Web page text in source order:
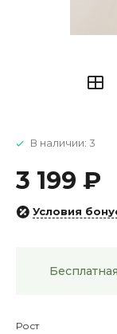
В наличии: 3
3 199 ₽
Условия
Рост